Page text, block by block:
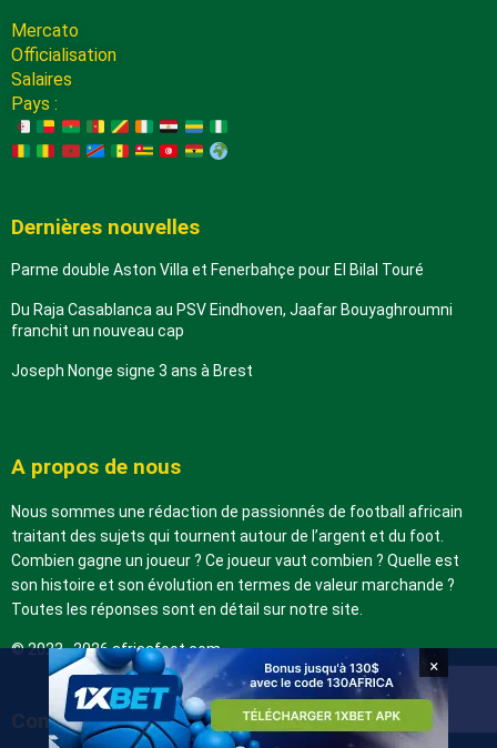
Mercato
Officialisation
Salaires
Pays :
Dernières nouvelles
Parme double Aston Villa et Fenerbahçe pour El Bilal Touré
Du Raja Casablanca au PSV Eindhoven, Jaafar Bouyaghroumni
franchit un nouveau cap
Joseph Nonge signe 3 ans à Brest
A propos de nous
Nous sommes une rédaction de passionnés de football africain
traitant des sujets qui tournent autour de l’argent et du foot.
Combien gagne un joueur ? Ce joueur vaut combien ? Quelle est
son histoire et son évolution en termes de valeur marchande ?
Toutes les réponses sont en détail sur notre site.
© 2022–2026 africafoot.com
Contacts
×